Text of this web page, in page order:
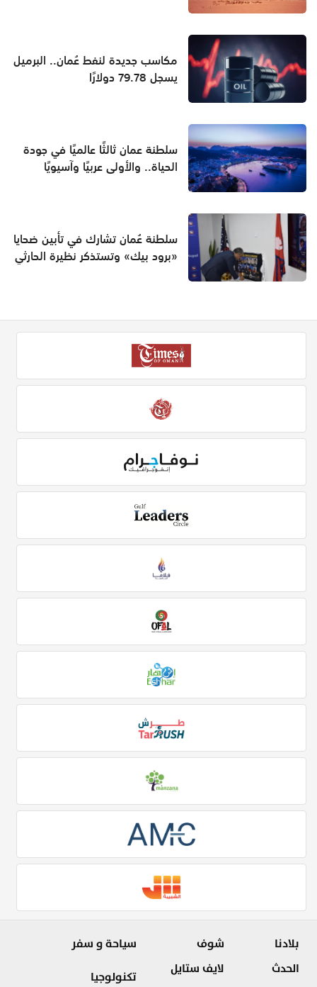
مكاسب جديدة لنفط عُمان.. البرميل
يسجل 79.78 دولارًا
سلطنة عمان ثالثًا عالميًا في جودة
الحياة.. والأولى عربيًا وآسيويًا
سلطنة عُمان تشارك في تأبين ضحايا
«برود بيك» وتستذكر نظيرة الحارثي
بلادنا
الحدث
شوف
لايف ستايل
سياحة و سفر
تكنولوجيا